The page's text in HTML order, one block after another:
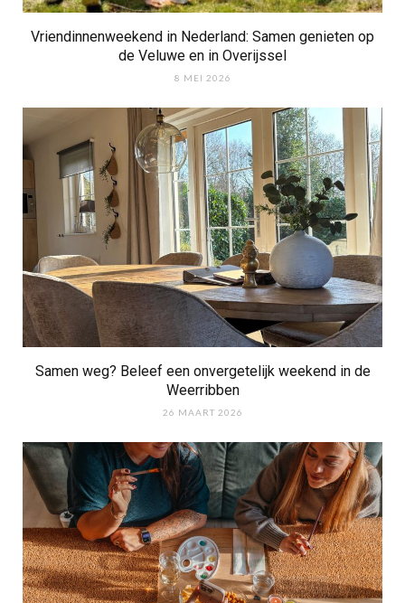
Vriendinnenweekend in Nederland: Samen genieten op
de Veluwe en in Overijssel
8 MEI 2026
Samen weg? Beleef een onvergetelijk weekend in de
Weerribben
26 MAART 2026